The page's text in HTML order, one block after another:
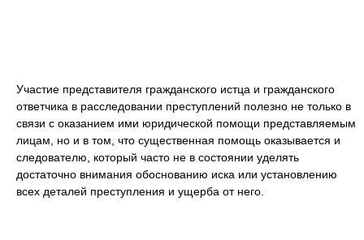
Участие представителя гражданского истца и гражданского
ответчика в расследовании преступлений полезно не только в
связи с оказанием ими юридической помощи представляемым
лицам, но и в том, что существенная помощь оказывается и
следователю, который часто не в состоянии уделять
достаточно внимания обоснованию иска или установлению
всех деталей преступления и ущерба от него.